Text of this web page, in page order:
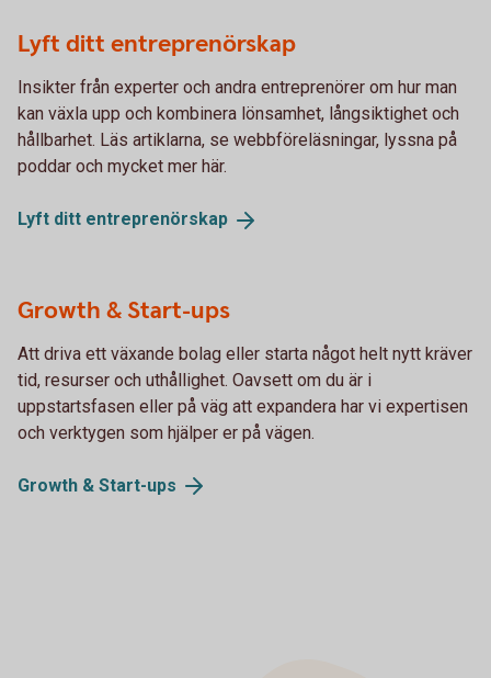
Lyft ditt entreprenörskap
Insikter från experter och andra entreprenörer om hur man
kan växla upp och kombinera lönsamhet, långsiktighet och
hållbarhet. Läs artiklarna, se webbföreläsningar, lyssna på
poddar och mycket mer här.
Lyft ditt entreprenörskap
Growth & Start-ups
Att driva ett växande bolag eller starta något helt nytt kräver
tid, resurser och uthållighet. Oavsett om du är i
uppstartsfasen eller på väg att expandera har vi expertisen
och verktygen som hjälper er på vägen.
Growth & Start-ups